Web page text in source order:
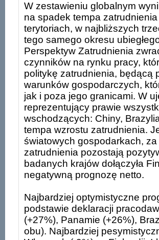
W zestawieniu globalnym
na spadek tempa
terytoriach, w najbliższych
tego samego okresu
Perspektyw Zatrudnienia
czynników na rynku pracy,
politykę zatrudnienia, będącą
warunków gospodarczych,
jak i poza jego granicami. W
reprezentujący prawie
wschodzących: Chiny,
tempa wzrostu zatrudnienia.
światowych gospodarkach,
zatrudnienia pozostają
badanych krajów dołączyła
negatywną prognozę netto.
Najbardziej optymistyczne
podstawie deklaracji
(+27%), Panamie (+26%),
obu). Najbardziej